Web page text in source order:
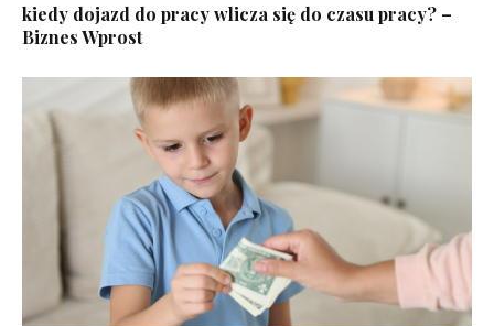
kiedy dojazd do pracy wlicza się do czasu pracy? –
Biznes Wprost